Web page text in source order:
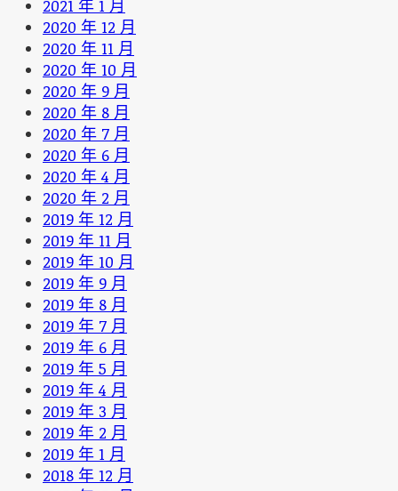
2021 年 1 月
2020 年 12 月
2020 年 11 月
2020 年 10 月
2020 年 9 月
2020 年 8 月
2020 年 7 月
2020 年 6 月
2020 年 4 月
2020 年 2 月
2019 年 12 月
2019 年 11 月
2019 年 10 月
2019 年 9 月
2019 年 8 月
2019 年 7 月
2019 年 6 月
2019 年 5 月
2019 年 4 月
2019 年 3 月
2019 年 2 月
2019 年 1 月
2018 年 12 月